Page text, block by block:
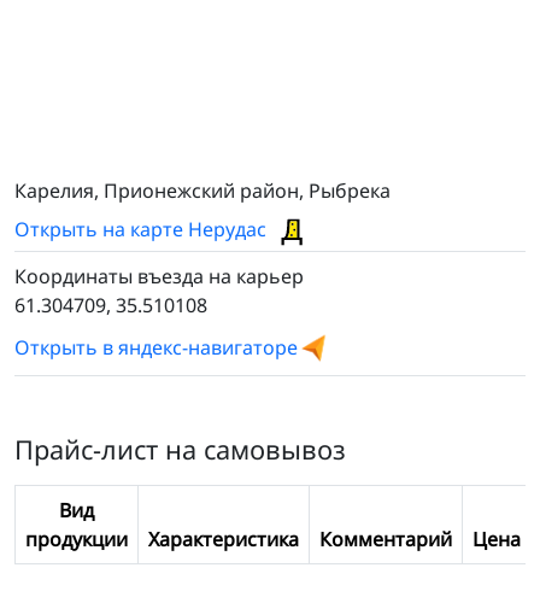
Карелия, Прионежский район, Рыбрека
Открыть на карте Нерудас
Координаты въезда на карьер
61.304709, 35.510108
Открыть в яндекс-навигаторе
Прайс-лист на самовывоз
Вид
продукции
Характеристика Комментарий Цена